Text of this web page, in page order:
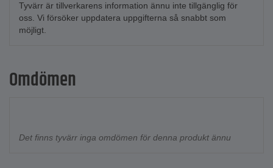
Tyvärr är tillverkarens information ännu inte tillgänglig för
oss. Vi försöker uppdatera uppgifterna så snabbt som
möjligt.
Omdömen
Det finns tyvärr inga omdömen för denna produkt ännu